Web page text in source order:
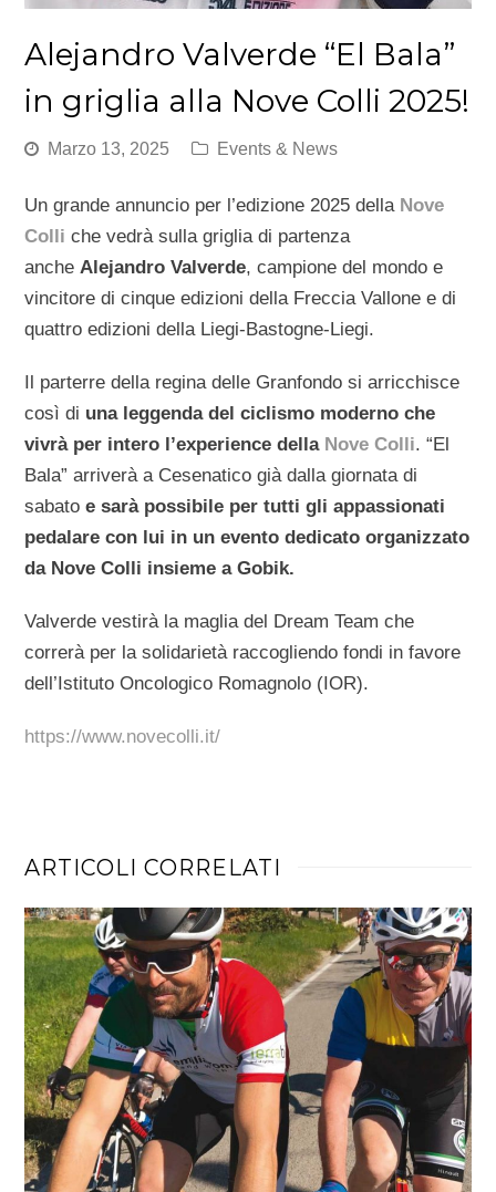
Alejandro Valverde “El Bala”
in griglia alla Nove Colli 2025!
Marzo 13, 2025 Events & News
Un grande annuncio per l’edizione 2025 della Nove
Colli che vedrà sulla griglia di partenza
ancheAlejandro Valverde, campione del mondo e
vincitore di cinque edizioni della Freccia Vallone e di
quattro edizioni della Liegi-Bastogne-Liegi.
Il parterre della regina delle Granfondo si arricchisce
così di una leggenda del ciclismo moderno che
vivrà per intero l’experience della Nove Colli. “El
Bala” arriverà a Cesenatico già dalla giornata di
sabatoe sarà possibile per tutti gli appassionati
pedalare con lui in un evento dedicato organizzato
da Nove Colli insieme a Gobik.
Valverde vestirà la maglia del Dream Team che
correrà per la solidarietà raccogliendo fondi in favore
dell’Istituto Oncologico Romagnolo (IOR).
https://www.novecolli.it/
ARTICOLI CORRELATI